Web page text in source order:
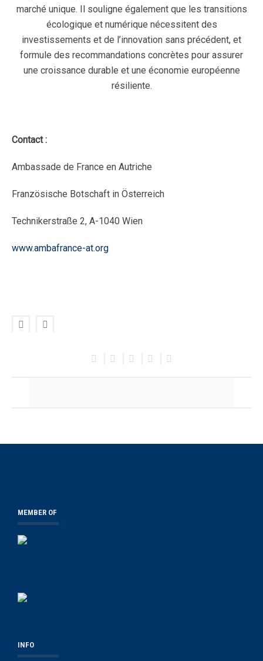
marché unique. Il souligne également que les transitions
écologique et numérique nécessitent des
investissements et de l’innovation sans précédent, et
formule des recommandations concrètes pour assurer
une croissance durable et une économie européenne
résiliente.
Contact :
Ambassade de France en Autriche
Französische Botschaft in Österreich
Technikerstraße 2, A-1040 Wien
www.ambafrance-at.org
MEMBER OF
INFO